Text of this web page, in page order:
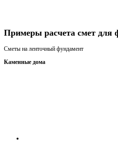
Примеры расчета смет для
Сметы на ленточный фундамент
Каменные дома